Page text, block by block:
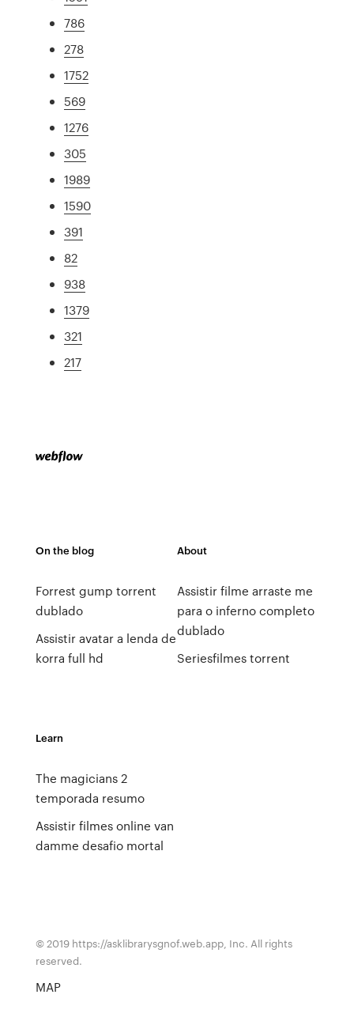
786
278
1752
569
1276
305
1989
1590
391
82
938
1379
321
217
On the blog
Forrest gump torrent
dublado
Assistir avatar a lenda de
korra full hd
About
Assistir filme arraste me
para o inferno completo
dublado
Seriesfilmes torrent
Learn
The magicians 2
temporada resumo
Assistir filmes online van
damme desafio mortal
© 2019 https://asklibrarysgnof.web.app, Inc. All rights
reserved.
MAP